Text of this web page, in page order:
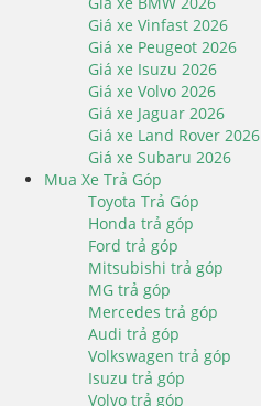
Giá xe Vinfast 2026
Giá xe Peugeot 2026
Giá xe Isuzu 2026
Giá xe Volvo 2026
Giá xe Jaguar 2026
Giá xe Land Rover 2026
Giá xe Subaru 2026
Mua Xe Trả Góp
Toyota Trả Góp
Honda trả góp
Ford trả góp
Mitsubishi trả góp
MG trả góp
Mercedes trả góp
Audi trả góp
Volkswagen trả góp
Isuzu trả góp
Volvo trả góp